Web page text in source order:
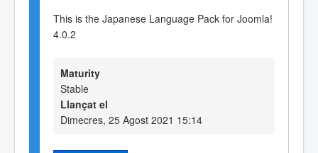
This is the Japanese Language Pack for Joomla!
4.0.2
Maturity
Stable
Llançat el
Dimecres, 25 Agost 2021 15:14